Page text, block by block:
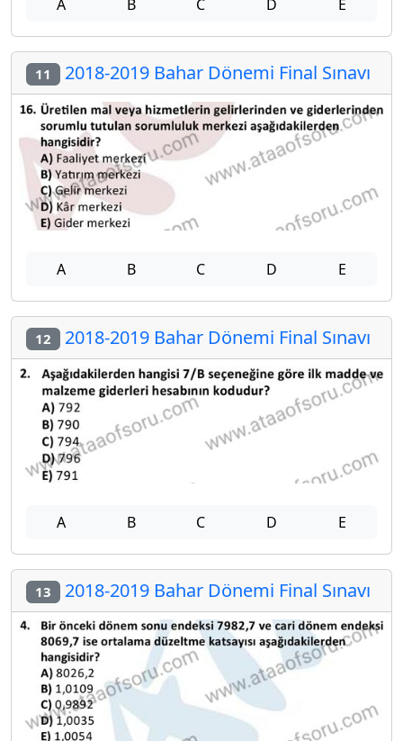
A B C D E
11 2018-2019 Bahar Dönemi Final Sınavı
A B C D E
12 2018-2019 Bahar Dönemi Final Sınavı
A B C D E
13 2018-2019 Bahar Dönemi Final Sınavı